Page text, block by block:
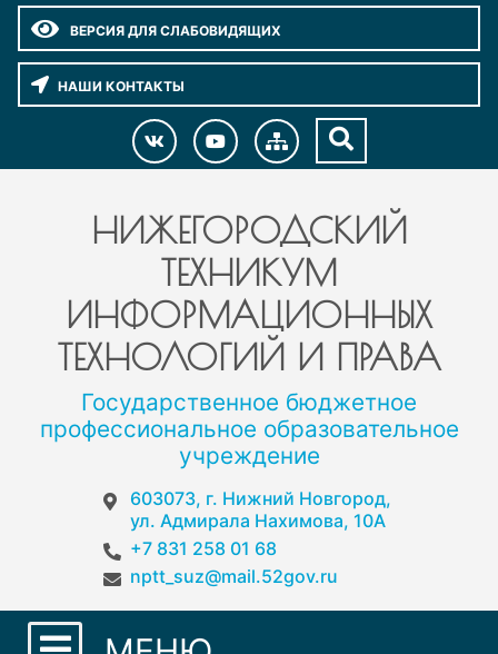
ВЕРСИЯ ДЛЯ СЛАБОВИДЯЩИХ
НАШИ КОНТАКТЫ
НИЖЕГОРОДСКИЙ
ТЕХНИКУМ
ИНФОРМАЦИОННЫХ
ТЕХНОЛОГИЙ И ПРАВА
Государственное бюджетное
профессиональное образовательное
учреждение
603073, г. Нижний Новгород,
ул. Адмирала Нахимова, 10А
+7 831 258 01 68
nptt_suz@mail.52gov.ru